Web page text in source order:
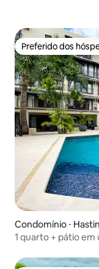
Preferido dos
Preferido dos
Condomínio ⋅
1 quarto + pátio